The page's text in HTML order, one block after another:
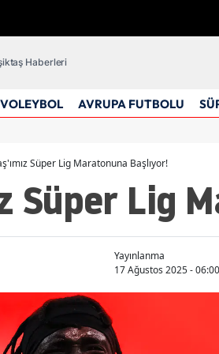
Haberleri
VOLEYBOL AVRUPA FUTBOLU
Süper Lig Maratonuna Başlıyor!
Süper Lig
Yayınlanma
17 Ağustos 2025 - 06:00